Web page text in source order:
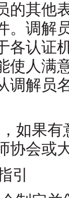
的其他
。调解
各认证
使人满
调解员
如果
协会或
引